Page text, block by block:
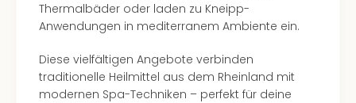
Thermalbäder oder laden zu Kneipp-
Anwendungen in mediterranem Ambiente ein.
Diese vielfältigen Angebote verbinden
traditionelle Heilmittel aus dem Rheinland mit
modernen Spa-Techniken – perfekt für deine